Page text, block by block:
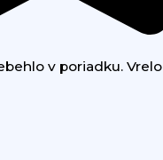
v poriadku. Vrelo